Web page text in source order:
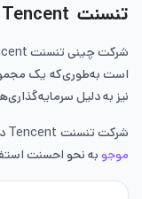
تنسنت
نیز به دلیل
شرکت تنسنت Tencent دارای سهام در بیش از 300 شرکت است و این مسئله موجب می‌شود که شرکت دیگری توان رقابت با تنسنت را در زمینه سرمایه‌گذاری‌هایی که انجام داده است را نداشته باشد. امیدواریم از این مطلب سایت
موجو به نحو احسنت